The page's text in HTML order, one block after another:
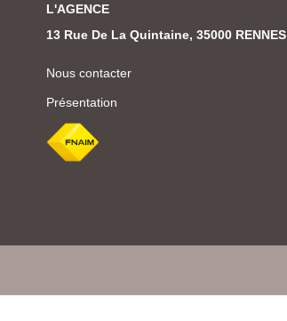
L'AGENCE
13 Rue De La Quintaine, 35000 RENNES
Nous contacter
Présentation